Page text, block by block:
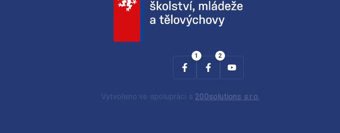
Vytvořeno ve spolupráci s 200solutions s.r.o.